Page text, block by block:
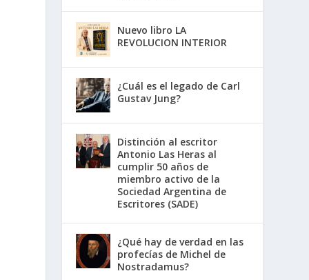
Nuevo libro LA
REVOLUCION INTERIOR
¿Cuál es el legado de Carl
Gustav Jung?
Distinción al escritor
Antonio Las Heras al
cumplir 50 años de
miembro activo de la
Sociedad Argentina de
Escritores (SADE)
¿Qué hay de verdad en las
profecías de Michel de
Nostradamus?